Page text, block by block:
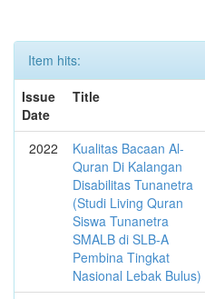
Item hits:
Issue
Date
Title
2022
Kualitas Bacaan Al-
Quran Di Kalangan
Disabilitas Tunanetra
(Studi Living Quran
Siswa Tunanetra
SMALB di SLB-A
Pembina Tingkat
Nasional Lebak Bulus)